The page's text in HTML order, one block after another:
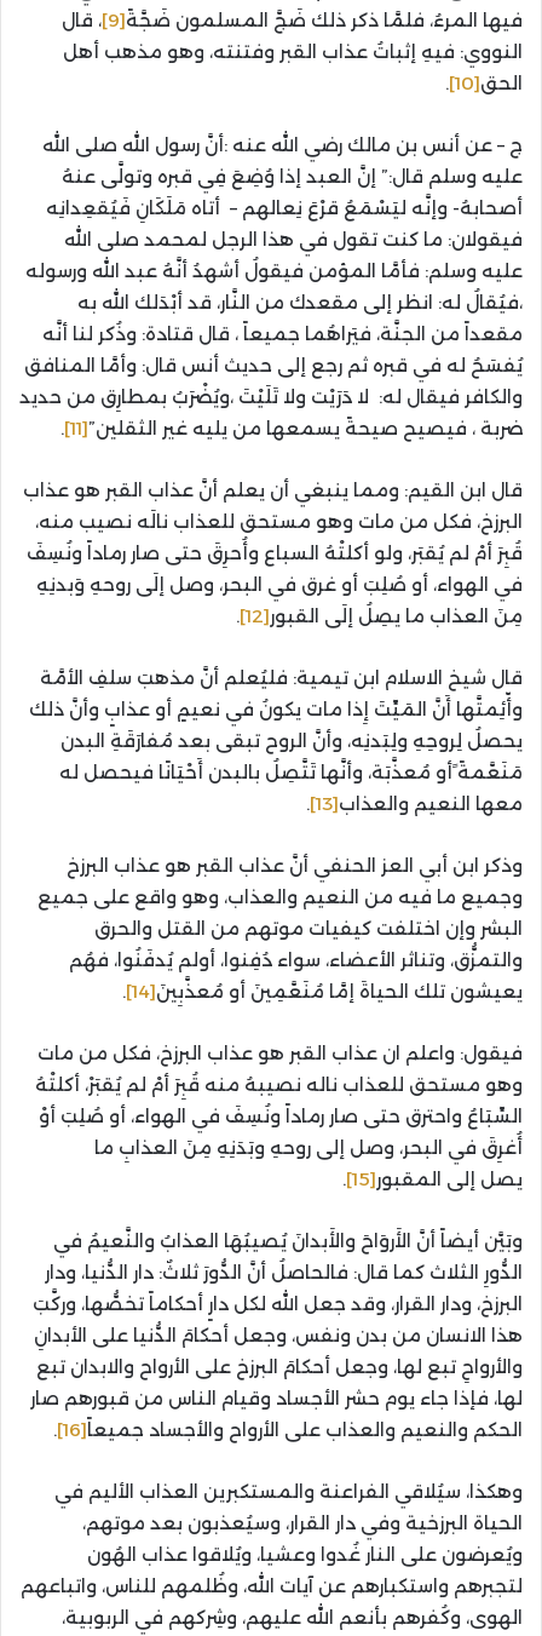
فيها المرءُ، فلمَّا ذكر ذلك ضَجَّ المسلمون ضَجَّةً[9]
، قال
النووي: فيهِ إثباتُ عذاب القبر وفتنته، وهو مذهب أهل
الحق[10]
.
ج – عن أنس بن مالك رضي الله عنه :أنَّ رسول الله صلى الله
عليه وسلم قال:” إنَّ العبد إذا وُضِعَ فِي قبره وتولَّى عنهُ
أصحابهُ- وإنَّه ليَسْمَعُ قرْعَ نِعالهم – أتاه مَلَكَانِ فَيُقعِدانِه
فيقولان: ما كنت تقول في هذا الرجل لمحمد صلى الله
عليه وسلم: فأمَّا المؤمن فيقولُ أشهدُ أنَّهُ عبد الله ورسوله
،فيُقالُ له: انظر إلى مقعدك من النَّار، قد أبْدَلك الله به
مقعداً من الجنَّة، فيَراهُما جميعاً ، قال قتادة: وذُكر لنا أنَّه
يُفسَحُ له في قبره ثم رجع إلى حديث أنس قال: وأمَّا المنافق
والكافر فيقال له: لا دَرَيْت ولا تَلَيْتَ ،ويُضْرَبُ بمطارِق من حديد
ضربة ، فيصيح صيحةً يسمعها من يليه غير الثقلين”[11]
.
قال ابن القيم: ومما ينبغي أن يعلم أنَّ عذاب القبر هو عذاب
البرزخ، فكل من مات وهو مستحق للعذاب نالَه نصيب منه،
قُبِرَ أمْ لم يُقبَر، ولو أكلتْهُ السباع وأُحرِقَ حتى صار رماداً ونُسِفَ
في الهواء، أو صُلِبَ أو غرق في البحر، وصل إلَى روحهِ وَبدنِهِ
مِنَ العذاب ما يصِلُ إلَى القبور[12]
.
قال شيخ الاسلام ابن تيمية: فليُعلم أنَّ مذهبَ سلفِ الأمَّة
وأّئِمتَّها أَنَّ المَيِّتَ إِذا مات يكونُ في نعيمٍ أو عذابٍ وأنَّ ذلك
يحصلُ لِروحِهِ ولِبَدنِه، وأنَّ الروح تبقى بعد مُفارَقَةِ البدن
مَنَعَّمةً ًأو مُعذَّبَة، وأنَّها تَتَّصِلُ بالبدن أَحْيَانًا فيحصل له
معها النعيم والعذاب[13]
.
وذكر ابن أبي العز الحنفي أنَّ عذاب القبر هو عذاب البرزخ
وجميع ما فيه من النعيم والعذاب، وهو واقع على جميع
البشر وإن اختلفت كيفيات موتهم من القتل والحرق
والتمزُّق، وتناثر الأعضاء، سواء دُفِنوا، أولم يُدفَنُوا، فهُم
يعيشون تلك الحياةَ إمَّا مُنَعَّمِينَ أو مُعذَّبِينَ[14]
.
فيقول: واعلم ان عذاب القبر هو عذاب البرزخ، فكل من مات
وهو مستحق للعذاب ناله نصيبهُ منه قُبِرَ أمْ لم يُقبَرْ، أكلتْهُ
السِّبَاعُ واحترق حتى صار رماداً ونُسِفَ في الهواء، أو صُلِبَ أوْ
أُغرِقَ في البحر، وصل إلى روحهِ وبَدَنِهِ مِنَ العذابِ ما
يصل إلى المقبور[15]
.
وبَيَّن أيضاً أنَّ الأَروَاحَ والأَبدانَ يُصيبُهَا العذابُ والنَّعيمُ في
الدُّورِ الثلاث كما قال: فالحاصلُ أنَّ الدُّورَ ثلاثٌ: دار الدُّنيا، ودار
البرزخ، ودار القرار، وقد جعل الله لكل دارٍ أحكاماً تخصُّها، وركَّبَ
هذا الانسان من بدن ونفس، وجعل أحكامَ الدُّنيا على الأبدانِ
والأرواحِ تبع لها، وجعل أحكامَ البرزخ على الأرواح والابدان تبع
لها، فإذا جاء يوم حشر الأجساد وقيام الناس من قبورهم صار
الحكم والنعيم والعذاب على الأرواح والأجساد جميعاً[16]
.
وهكذا، سيُلاقي الفراعنة والمستكبرين العذاب الأليم في
الحياة البرزخية وفي دار القرار، وسيُعذبون بعد موتهم،
ويُعرضون على النار غُدوا وعشيا، ويُلاقوا عذاب الهُون
لتجبرهم واستكبارهم عن آيات الله، وظُلمهم للناس، واتباعهم
الهوى، وكُفرهم بأنعم الله عليهم، وشِركهم في الربوبية،